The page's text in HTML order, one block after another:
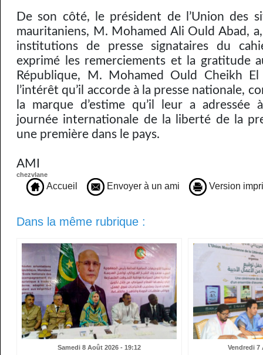
De son côté, le président de l’Union des
mauritaniens, M. Mohamed Ali Ould Abad,
institutions de presse signataires du
exprimé les remerciements et la gratitude
République, M. Mohamed Ould Cheikh El
l’intérêt qu’il accorde à la presse nationale,
la marque d’estime qu’il leur a adressée
journée internationale de la liberté de la
une première dans le pays.
AMI
chezvlane
Accueil Envoyer à un ami Version
Dans la même rubrique :
Samedi 8 Août 2026 - 19:12 Vendredi 7